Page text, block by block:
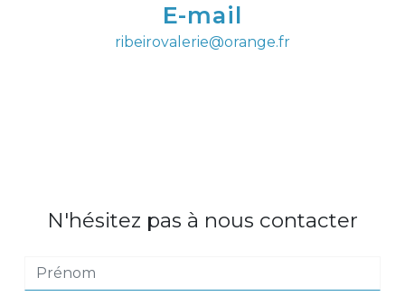
E-mail
ribeirovalerie@orange.fr
N'hésitez pas à nous contacter